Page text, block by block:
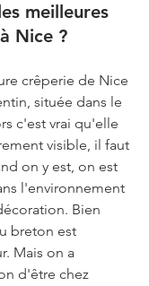
meilleures
Nice ?
crêperie de Nice
située dans le
c'est vrai qu'elle
visible, il faut
on y est, on est
l'environnement
Bien
breton est
Mais on a
d'être chez